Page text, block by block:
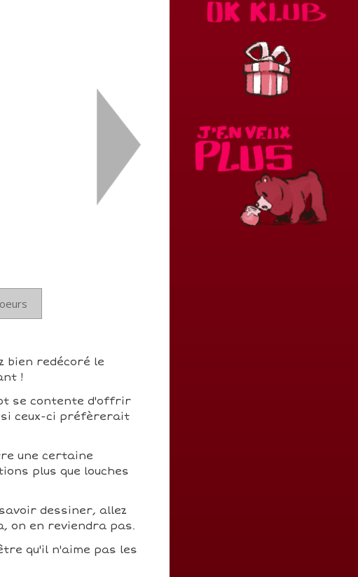
bien redécoré le
!
se contente d'offrir
si ceux-ci préfèrerait
une certaine
plus que louches
dessiner, allez
on en reviendra pas.
qu'il n'aime pas les